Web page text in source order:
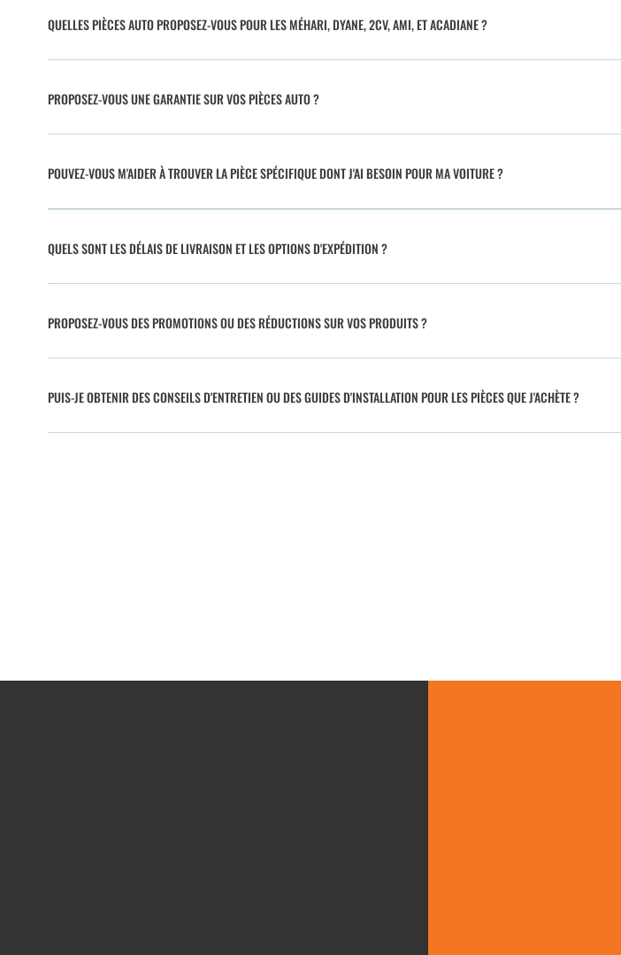
QUELLES PIÈCES AUTO PROPOSEZ-VOUS POUR LES MÉHARI, DYANE, 2CV, AMI, ET ACADIANE ?
PROPOSEZ-VOUS UNE GARANTIE SUR VOS PIÈCES AUTO ?
POUVEZ-VOUS M'AIDER À TROUVER LA PIÈCE SPÉCIFIQUE DONT J'AI BESOIN POUR MA VOITURE ?
QUELS SONT LES DÉLAIS DE LIVRAISON ET LES OPTIONS D'EXPÉDITION ?
PROPOSEZ-VOUS DES PROMOTIONS OU DES RÉDUCTIONS SUR VOS PRODUITS ?
PUIS-JE OBTENIR DES CONSEILS D'ENTRETIEN OU DES GUIDES D'INSTALLATION POUR LES PIÈCES QUE J'ACHÈTE ?